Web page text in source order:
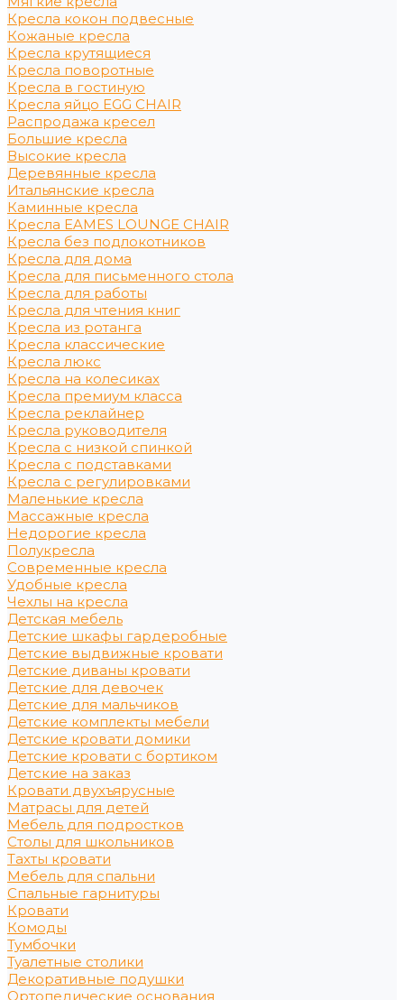
Кресла кокон подвесные
Кожаные кресла
Кресла крутящиеся
Кресла поворотные
Кресла в гостиную
Кресла яйцо EGG CHAIR
Распродажа кресел
Большие кресла
Высокие кресла
Деревянные кресла
Итальянские кресла
Каминные кресла
Кресла EAMES LOUNGE CHAIR
Кресла без подлокотников
Кресла для дома
Кресла для письменного стола
Кресла для работы
Кресла для чтения книг
Кресла из ротанга
Кресла классические
Кресла люкс
Кресла на колесиках
Кресла премиум класса
Кресла реклайнер
Кресла руководителя
Кресла с низкой спинкой
Кресла с подставками
Кресла с регулировками
Маленькие кресла
Массажные кресла
Недорогие кресла
Полукресла
Современные кресла
Удобные кресла
Чехлы на кресла
Детская мебель
Детские шкафы гардеробные
Детские выдвижные кровати
Детские диваны кровати
Детские для девочек
Детские для мальчиков
Детские комплекты мебели
Детские кровати домики
Детские кровати с бортиком
Детские на заказ
Кровати двухъярусные
Матрасы для детей
Мебель для подростков
Столы для школьников
Тахты кровати
Мебель для спальни
Спальные гарнитуры
Кровати
Комоды
Тумбочки
Туалетные столики
Декоративные подушки
Ортопедические основания